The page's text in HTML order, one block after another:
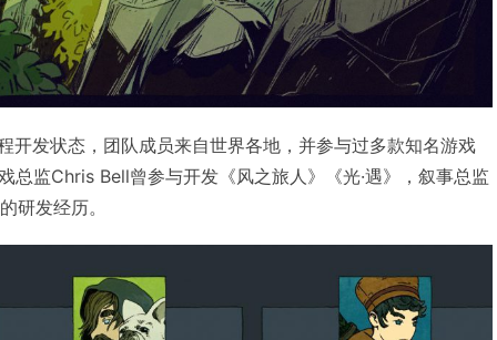
开发状态，团队成员来自世界各地，并参与过多款知名游戏
总监Chris Bell曾参与开发《风之旅人》《光·遇》，叙事总监
研发经历。